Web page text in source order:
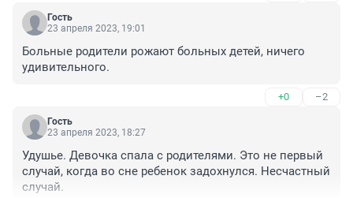
Гость
23 апреля 2023, 19:01
Больные родители рожают больных детей, ничего
удивительного.
+0 –2
Гость
23 апреля 2023, 18:27
Удушье. Девочка спала с родителями. Это не первый
случай, когда во сне ребенок задохнулся. Несчастный
случай.